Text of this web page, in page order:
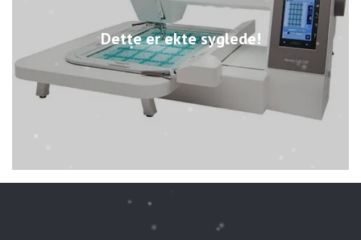
Dette er ekte syglede!